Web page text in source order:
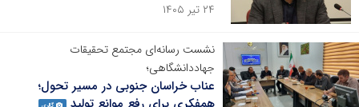
۲۴ تیر ۱۴۰۵
نشست رسانه‌ای مجتمع تحقیقات
جهاددانشگاهی؛
عناب خراسان جنوبی در مسیر تحول؛